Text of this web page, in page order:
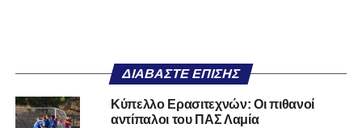
ΔΙΑΒΆΣΤΕ ΕΠΊΣΗΣ
Κύπελλο Ερασιτεχνών: Οι πιθανοί
αντίπαλοι του ΠΑΣ Λαμία